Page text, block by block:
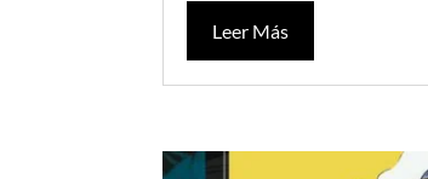
Leer Más